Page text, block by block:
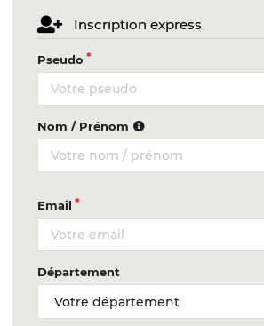
Inscription express
Pseudo
Nom / Prénom
Email
Département